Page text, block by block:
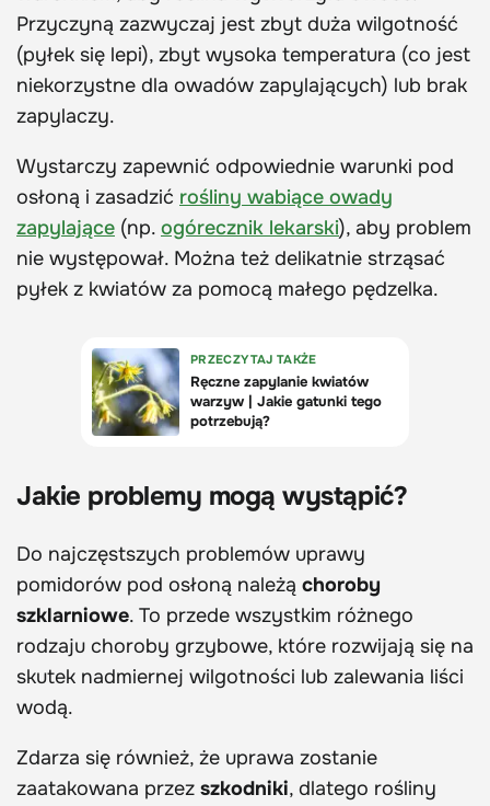
Przyczyną zazwyczaj jest zbyt duża wilgotność
(pyłek się lepi), zbyt wysoka temperatura (co jest
niekorzystne dla owadów zapylających) lub brak
zapylaczy.
Wystarczy zapewnić odpowiednie warunki pod
osłoną i zasadzić rośliny wabiące owady
zapylające (np. ogórecznik lekarski), aby problem
nie występował. Można też delikatnie strząsać
pyłek z kwiatów za pomocą małego pędzelka.
Jakie problemy mogą wystąpić?
Do najczęstszych problemów uprawy
pomidorów pod osłoną należą choroby
szklarniowe. To przede wszystkim różnego
rodzaju choroby grzybowe, które rozwijają się na
skutek nadmiernej wilgotności lub zalewania liści
wodą.
Zdarza się również, że uprawa zostanie
zaatakowana przez szkodniki, dlatego rośliny